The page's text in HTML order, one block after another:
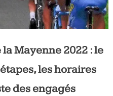
la Mayenne 2022 : le
les horaires
des engagés